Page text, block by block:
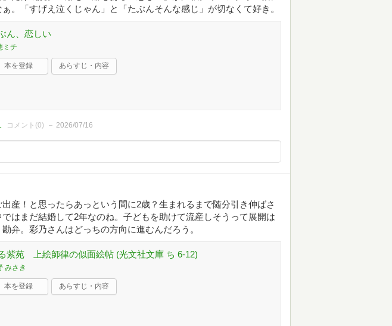
。「すげえ泣くじゃん」と「たぶんそんな感じ」が切なくて好き。
ん、恋しい
ミチ
本を登録 あらすじ・内容
コメント(0) 2026/07/16
産！と思ったらあっという間に2歳？生まれるまで随分引き伸ばさ
はまだ結婚して2年なのね。子どもを助けて流産しそうって展開は
弁。彩乃さんはどっちの方向に進むんだろう。
紫苑 上絵師律の似面絵帖 (光文社文庫 ち 6-12)
みさき
本を登録 あらすじ・内容